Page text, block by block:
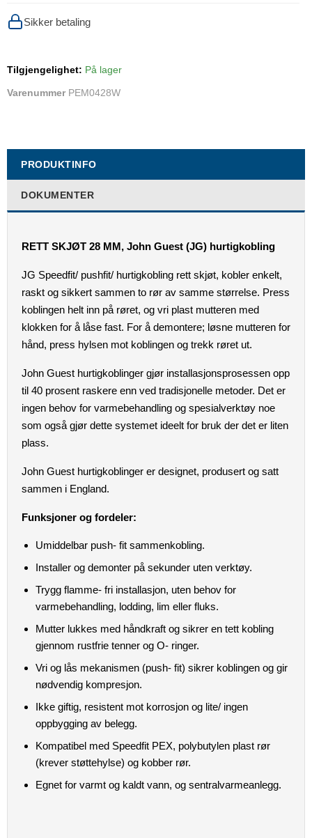
Sikker betaling
Tilgjengelighet: På lager
Varenummer PEM0428W
PRODUKTINFO
DOKUMENTER
RETT SKJØT 28 MM, John Guest (JG) hurtigkobling
JG Speedfit/ pushfit/ hurtigkobling rett skjøt, kobler enkelt,
raskt og sikkert sammen to rør av samme størrelse. Press
koblingen helt inn på røret, og vri plast mutteren med
klokken for å låse fast. For å demontere; løsne mutteren for
hånd, press hylsen mot koblingen og trekk røret ut.
John Guest hurtigkoblinger gjør installasjonsprosessen opp
til 40 prosent raskere enn ved tradisjonelle metoder. Det er
ingen behov for varmebehandling og spesialverktøy noe
som også gjør dette systemet ideelt for bruk der det er liten
plass.
John Guest hurtigkoblinger er designet, produsert og satt
sammen i England.
Funksjoner og fordeler:
Umiddelbar push- fit sammenkobling.
Installer og demonter på sekunder uten verktøy.
Trygg flamme- fri installasjon, uten behov for
varmebehandling, lodding, lim eller fluks.
Mutter lukkes med håndkraft og sikrer en tett kobling
gjennom rustfrie tenner og O- ringer.
Vri og lås mekanismen (push- fit) sikrer koblingen og gir
nødvendig kompresjon.
Ikke giftig, resistent mot korrosjon og lite/ ingen
oppbygging av belegg.
Kompatibel med Speedfit PEX, polybutylen plast rør
(krever støttehylse) og kobber rør.
Egnet for varmt og kaldt vann, og sentralvarmeanlegg.